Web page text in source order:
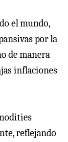
el mundo,
por la
de manera
inflaciones
reflejando